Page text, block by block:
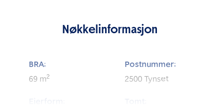
Nøkkelinformasjon
BRA:
69 m2
Postnummer:
2500 Tynset